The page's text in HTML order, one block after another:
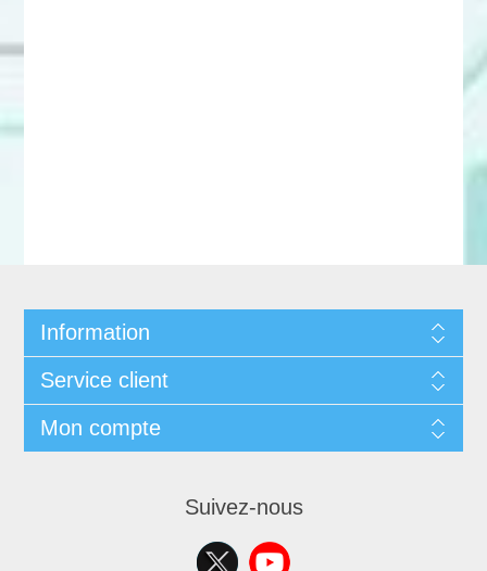
Information
Service client
Mon compte
Suivez-nous